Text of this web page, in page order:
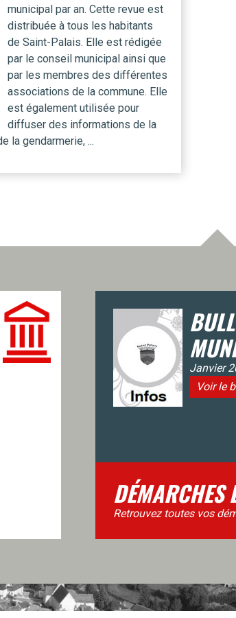
municipal par an. Cette revue est
distribuée à tous les habitants
de Saint-Palais. Elle est rédigée
par le conseil municipal ainsi que
par les membres des différentes
associations de la commune. Elle
est également utilisée pour
diffuser des informations de la
la gendarmerie, ...
Janvier
Voir le
DÉMARCHES
Retrouvez toutes vos